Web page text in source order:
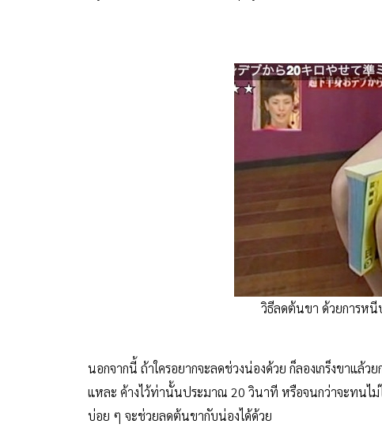
วิธีลดต้นขา ด้วยการห
นอกจากนี้ ถ้าใครอยากจะลดช่วงน่องด้วย ก็ลองเกร็งขา
แหละ ค้างไว้ท่านั้นประมาณ 20 วินาที หรือจนกว่าจะทนไ
บ่อย ๆ จะช่วยลดต้นขากับน่องได้ด้วย